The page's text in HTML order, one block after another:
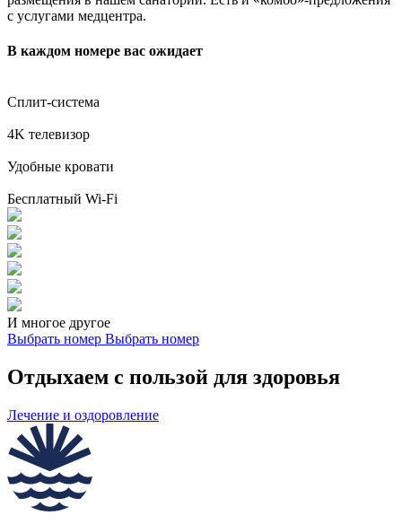
с услугами медцентра.
В каждом номере вас ожидает
Сплит-система
4K телевизор
Удобные кровати
Бесплатный Wi-Fi
И многое другое
Выбрать номер Выбрать номер
Отдыхаем с пользой для здоровья
Лечение и оздоровление